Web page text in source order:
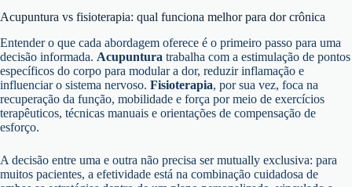
Acupuntura vs fisioterapia: qual funciona melhor para dor crônica
Entender o que cada abordagem oferece é o primeiro passo para uma
decisão informada. Acupuntura trabalha com a estimulação de pontos
específicos do corpo para modular a dor, reduzir inflamação e
influenciar o sistema nervoso. Fisioterapia, por sua vez, foca na
recuperação da função, mobilidade e força por meio de exercícios
terapêuticos, técnicas manuais e orientações de compensação de
esforço.
A decisão entre uma e outra não precisa ser mutually exclusiva: para
muitos pacientes, a efetividade está na combinação cuidadosa de